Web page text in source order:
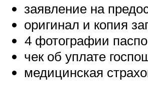
заявление на
оригинал и копия
4 фотографии
чек об уплате
медицинская